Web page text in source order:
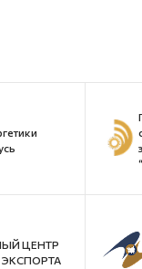
ЦЕНТР